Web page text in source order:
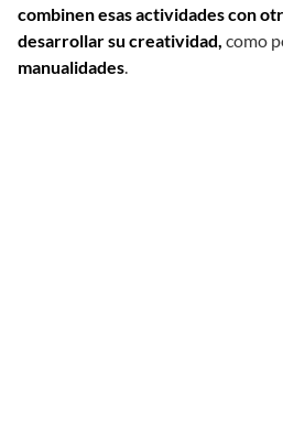
combinen esas actividades con
desarrollar su creatividad, como
manualidades.